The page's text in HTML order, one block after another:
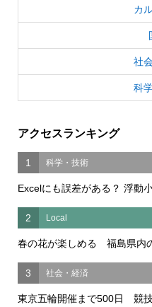
カ
社
科
アクセスランキング
1 科学・技術
Excelにも誤差がある？ 浮動
2 Local
春の花が楽しめる 福島県内
3 社会・経済
東京五輪開催まで500日 競